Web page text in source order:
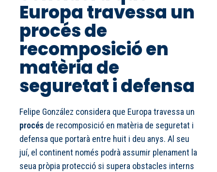
Europa travessa un
procés de
recomposició en
matèria de
seguretat i defensa
Felipe González considera que Europa travessa un
procés de recomposició en matèria de seguretat i
defensa que portarà entre huit i deu anys. Al seu
juí, el continent només podrà assumir plenament la
seua pròpia protecció si supera obstacles interns